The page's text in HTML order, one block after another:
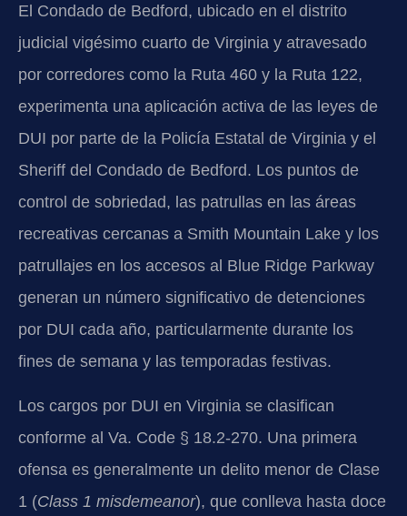
El Condado de Bedford, ubicado en el distrito
judicial vigésimo cuarto de Virginia y atravesado
por corredores como la Ruta 460 y la Ruta 122,
experimenta una aplicación activa de las leyes de
DUI por parte de la Policía Estatal de Virginia y el
Sheriff del Condado de Bedford. Los puntos de
control de sobriedad, las patrullas en las áreas
recreativas cercanas a Smith Mountain Lake y los
patrullajes en los accesos al Blue Ridge Parkway
generan un número significativo de detenciones
por DUI cada año, particularmente durante los
fines de semana y las temporadas festivas.
Los cargos por DUI en Virginia se clasifican
conforme al Va. Code § 18.2-270. Una primera
ofensa es generalmente un delito menor de Clase
1 (Class 1 misdemeanor), que conlleva hasta doce